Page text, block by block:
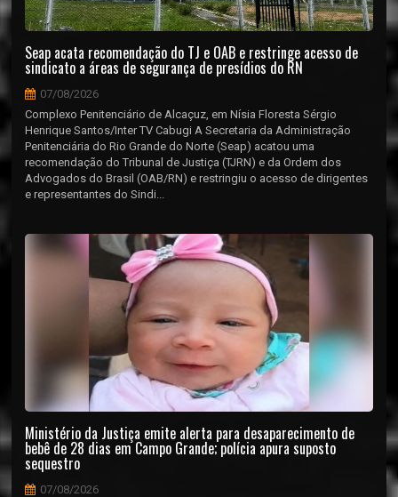
Seap acata recomendação do TJ e OAB e restringe acesso de
sindicato a áreas de segurança de presídios do RN
07/08/2026
Complexo Penitenciário de Alcaçuz, em Nísia Floresta Sérgio
Henrique Santos/Inter TV Cabugi A Secretaria da Administração
Penitenciária do Rio Grande do Norte (Seap) acatou uma
recomendação do Tribunal de Justiça (TJRN) e da Ordem dos
Advogados do Brasil (OAB/RN) e restringiu o acesso de dirigentes
e representantes do Sindi...
Ministério da Justiça emite alerta para desaparecimento de
bebê de 28 dias em Campo Grande; polícia apura suposto
sequestro
07/08/2026